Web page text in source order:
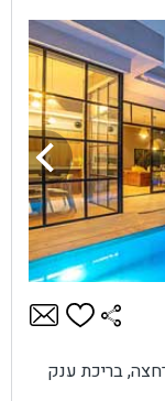
חדר רחצה, בריכת ענק